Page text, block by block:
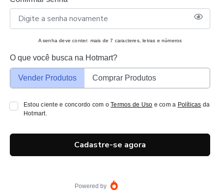
A senha deve conter: mais de 7 caracteres, letras e números
O que você busca na Hotmart?
Vender Produtos Comprar Produtos
Estou ciente e concordo com oTermos de Uso e com a Políticas da
Hotmart.
Cadastre-se agora
Powered by